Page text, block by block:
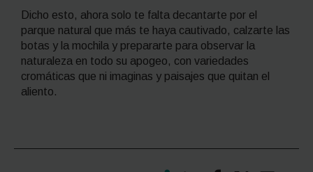
Dicho esto, ahora solo te falta decantarte por el
parque natural que más te haya cautivado, calzarte las
botas y la mochila y prepararte para observar la
naturaleza en todo su apogeo, con variedades
cromáticas que ni imaginas y paisajes que quitan el
aliento.